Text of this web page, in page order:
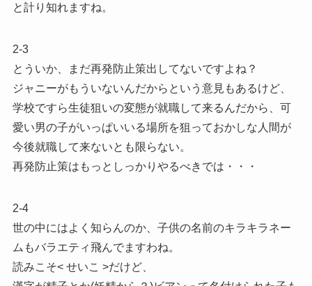
と計り知れますね。
2-3
とういか、まだ再発防止策出してないですよね？
ジャニーがもういないんだからという意見もあるけど、
学校ですら生徒狙いの変態が就職して来るんだから、可
愛い男の子がいっぱいいる場所を狙っておかしな人間が
今後就職して来ないとも限らない。
再発防止策はもっとしっかりやるべきでは・・・
2-4
世の中にはよく知らんのか、子供の名前のキラキラネー
ムもバラエティ飛んでますわね。
読みこそ< せいこ >だけど、